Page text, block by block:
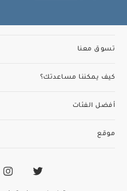
تسوق معنا
كيف يمكننا مساعدتك؟
أفضل الفئات
موقع